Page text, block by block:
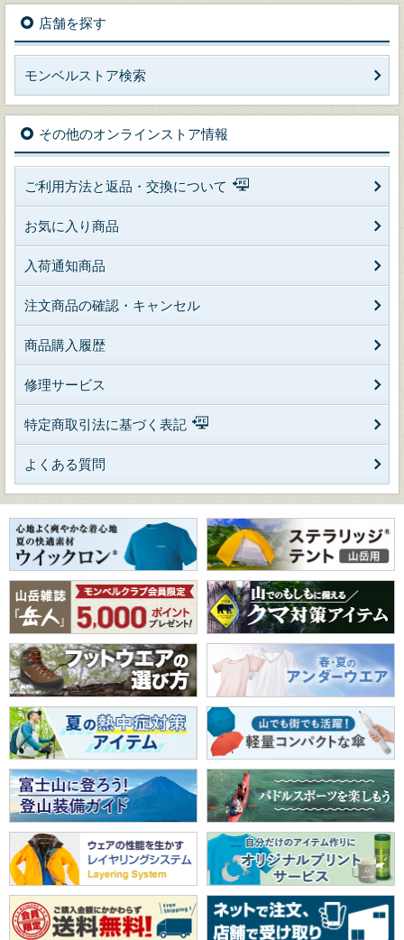
店舗を探す
モンベルストア検索
その他のオンラインストア情報
ご利用方法と返品・交換について
お気に入り商品
入荷通知商品
注文商品の確認・キャンセル
商品購入履歴
修理サービス
特定商取引法に基づく表記
よくある質問